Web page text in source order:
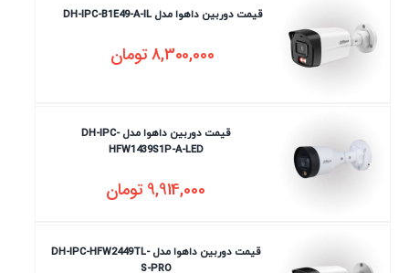
قیمت دوربین داهوا مدل DH-IPC-B1E49-A-IL
8,300,000تومان
قیمت دوربین داهوا مدل DH-IPC-
HFW1439S1P-A-LED
9,914,000تومان
قیمت دوربین داهوا مدل DH-IPC-HFW2449TL-
S-PRO